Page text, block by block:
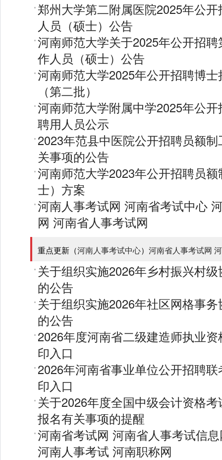
郑州大学第二附属医院2025年公
人员（硕士）公告
河南师范大学关于2025年公开招
作人员（硕士）公告
河南师范大学2025年公开招聘博
（第二批）
河南师范大学附属中学2025年公
聘用人员公示
2023年范县中医院公开招聘员额
关事项的公告
河南师范大学2023年公开招聘员
士）方案
河南人事考试网 河南省考试中心
网 河南省人事考试网
重点更新（河南人事考试中心） 河南省人事考试网
关于组织实施2026年乡村振兴村
的公告
关于组织实施2026年社区网格事
的公告
2026年度河南省二级建造师执业
印入口
2026年河南省事业单位公开招聘
印入口
关于2026年度全国中级会计资格
报名有关事项的提醒
河南省考试网 河南省人事考试信
河南人事考试 河南职称网